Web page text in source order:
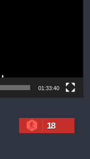
01:33:40
18